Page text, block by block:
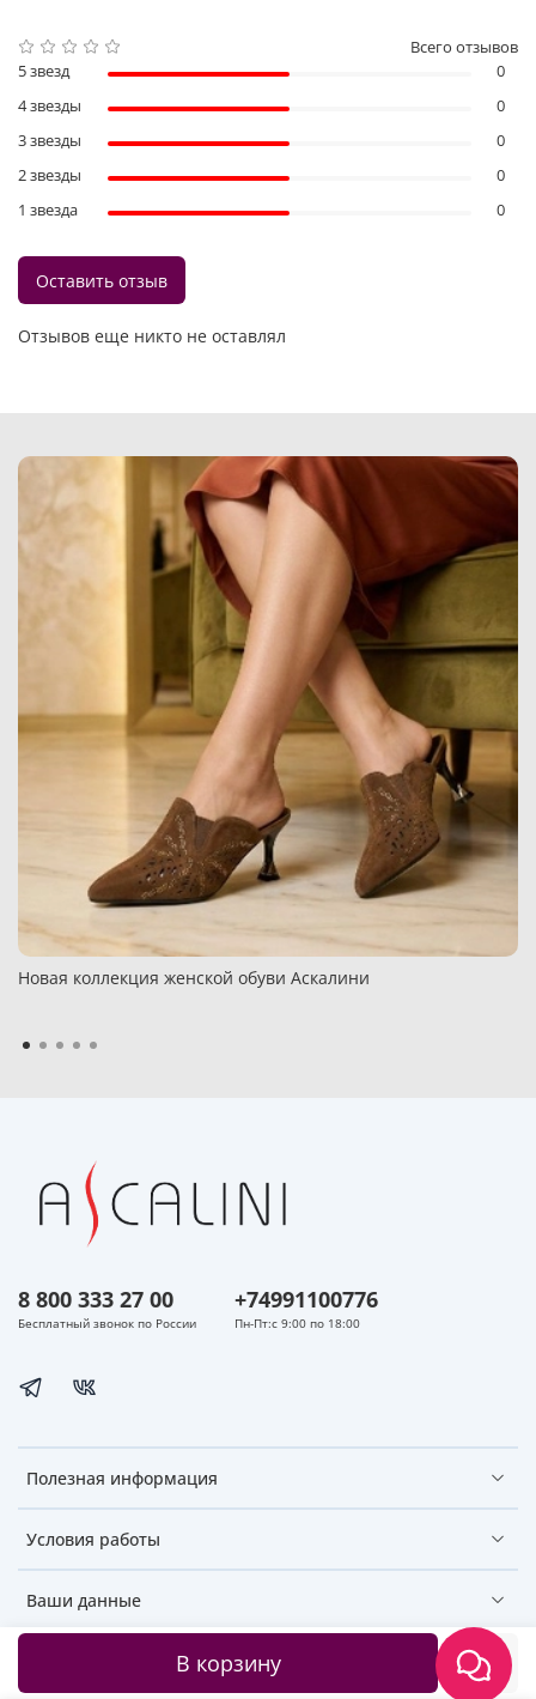
В корзину
Отзывов еще никто не оставлял
Всего отзывов
5 звезд
0
4 звезды
0
3 звезды
0
2 звезды
0
1 звезда
0
Оставить отзыв
Новая коллекция женской обуви Аскалини
Полезная информация
Условия работы
Ваши данные
8 800 333 27 00
Бесплатный звонок по России
+74991100776
Пн-Пт:с 9:00 по 18:00